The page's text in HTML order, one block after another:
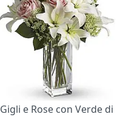
Gigli e Rose con Verde di